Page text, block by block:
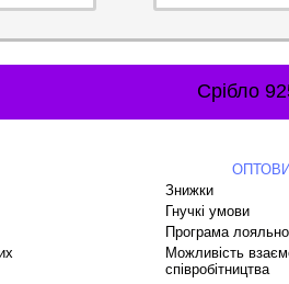
Срібло
Знижки
Гнучкі умови
Програма
Можливість
співробітництва